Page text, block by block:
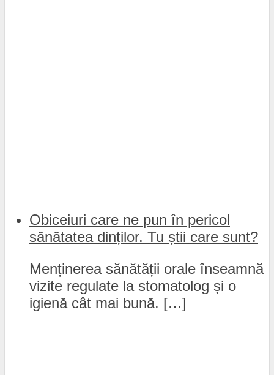
Obiceiuri care ne pun în pericol
sănătatea dinților. Tu știi care sunt?
Menținerea sănătății orale înseamnă
vizite regulate la stomatolog și o
igienă cât mai bună. […]